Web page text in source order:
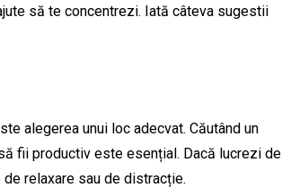
să te concentrezi. Iată câteva sugestii
alegerea unui loc adecvat. Căutând un
fii productiv este esențial. Dacă lucrezi de
relaxare sau de distracție.